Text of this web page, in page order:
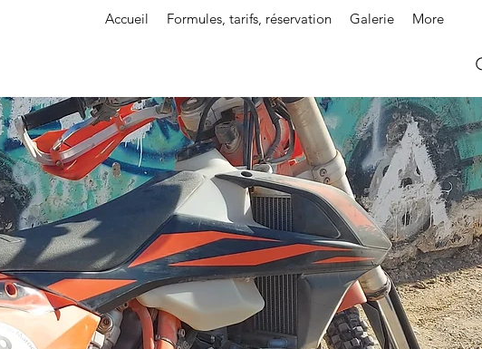
Accueil Formules, tarifs, réservation Galerie More